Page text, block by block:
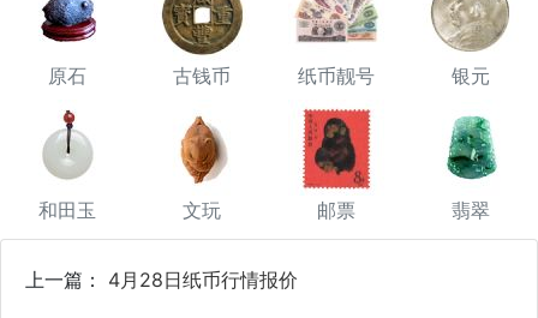
原石 古钱币 纸币靓号 银元
和田玉 文玩 邮票 翡翠
上一篇： 4月28日纸币行情报价